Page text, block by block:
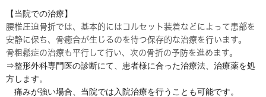
【当院での治療】
腰椎圧迫骨折では、基本的にはコルセット装着などによって患部を
安静に保ち、骨癒合が生じるのを待つ保存的な治療を行います。
骨粗鬆症の治療も平行して行い、次の骨折の予防を進めます。
⇒整形外科専門医の診断にて、患者様に合った治療法、治療薬を処
方します。
痛みが強い場合、当院では入院治療を行うことも可能です。